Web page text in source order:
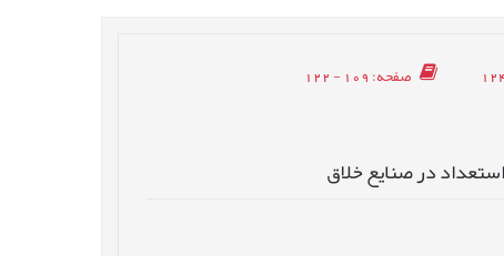
صفحه: 109 - 122
در صنایع خلاق